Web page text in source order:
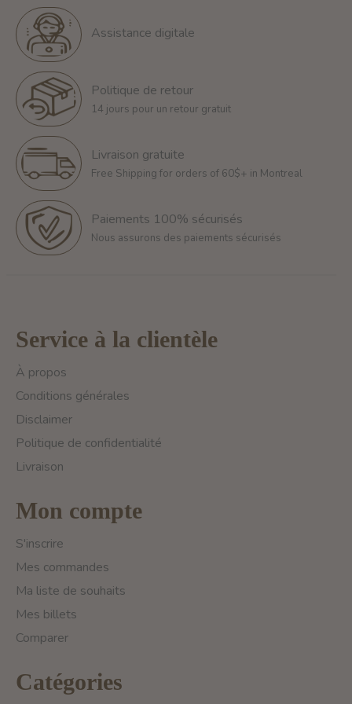
Assistance digitale
Politique de retour
14 jours pour un retour gratuit
Livraison gratuite
Free Shipping for orders of 60$+ in Montreal
Paiements 100% sécurisés
Nous assurons des paiements sécurisés
Service à la clientèle
À propos
Conditions générales
Disclaimer
Politique de confidentialité
Livraison
Mon compte
S'inscrire
Mes commandes
Ma liste de souhaits
Mes billets
Comparer
Catégories